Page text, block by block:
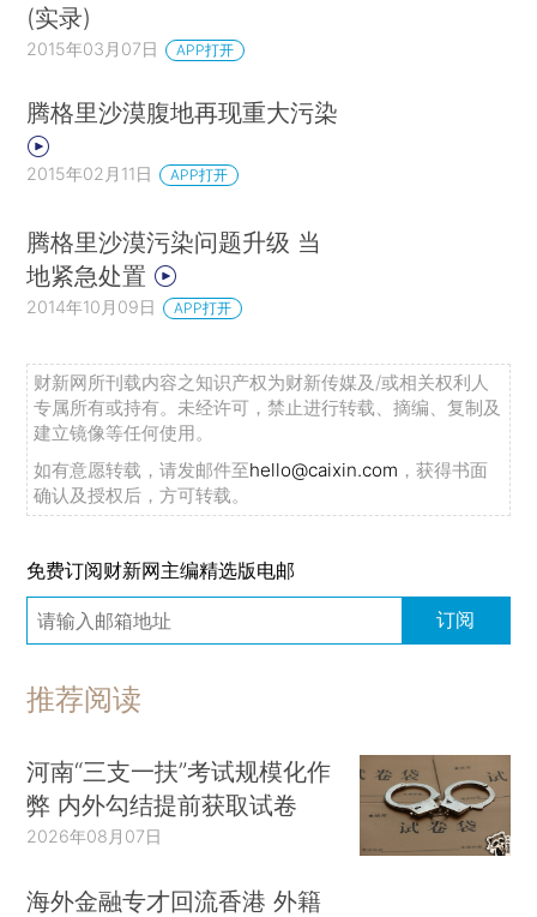
(实录)
2015年03月07日 APP打开
腾格里沙漠腹地再现重大污染
2015年02月11日 APP打开
腾格里沙漠污染问题升级 当
地紧急处置
2014年10月09日 APP打开
财新网所刊载内容之知识产权为财新传媒及/或相关权利人
专属所有或持有。未经许可，禁止进行转载、摘编、复制及
建立镜像等任何使用。
如有意愿转载，请发邮件至hello@caixin.com ，获得书面
确认及授权后，方可转载。
免费订阅财新网主编精选版电邮
订阅
推荐阅读
河南“三支一扶”考试规模化作
弊 内外勾结提前获取试卷
2026年08月07日
海外金融专才回流香港 外籍